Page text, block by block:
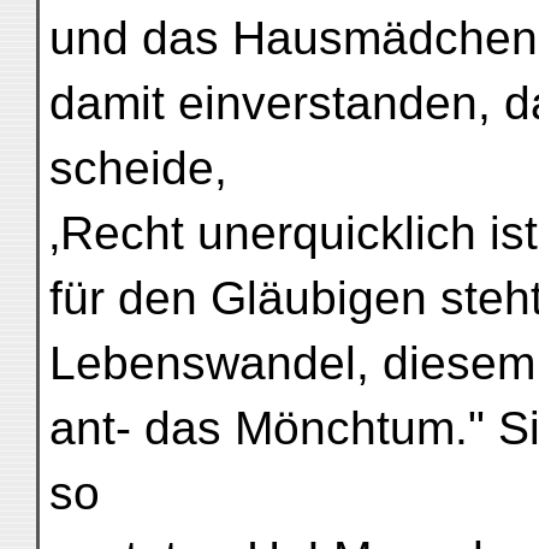
und das
damit einverstanden,
scheide,
‚Recht unerquicklich
für den Gläubigen
Lebenswandel,
ant- das Mönchtum."
so